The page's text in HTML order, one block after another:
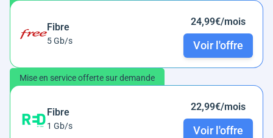
Fibre
5 Gb/s
24,99€/mois
Voir l'offre
Mise en service offerte sur demande
Fibre
1 Gb/s
22,99€/mois
Voir l'offre